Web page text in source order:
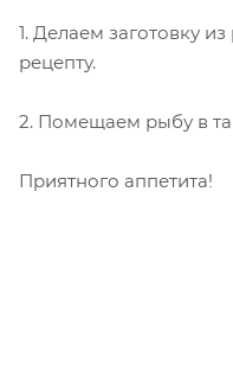
1. Делаем заготовку
рецепту.
2. Помещаем рыбу в
Приятного аппетита!